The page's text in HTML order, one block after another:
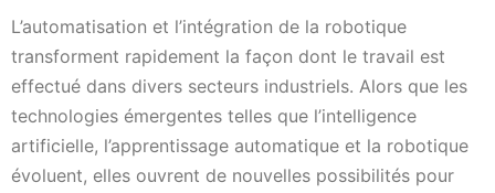
L’automatisation et l’intégration de la robotique
transforment rapidement la façon dont le travail est
effectué dans divers secteurs industriels. Alors que les
technologies émergentes telles que l’intelligence
artificielle, l’apprentissage automatique et la robotique
évoluent, elles ouvrent de nouvelles possibilités pour